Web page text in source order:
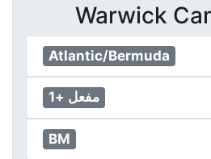
Atlantic/Bermuda
مفعل +1
BM